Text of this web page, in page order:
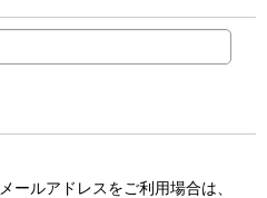
ールアドレスをご利用場合は、